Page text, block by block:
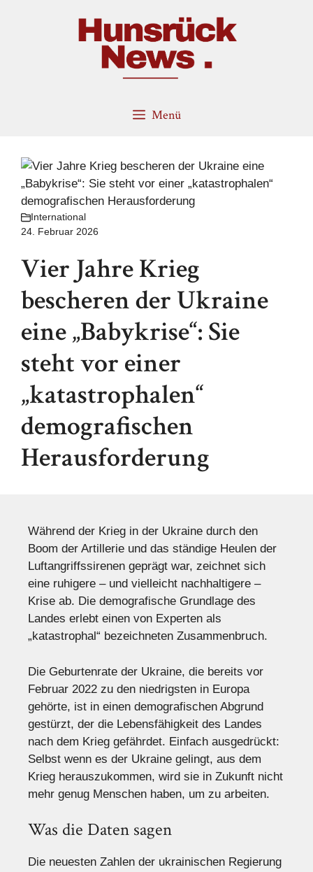
Menü
International
24. Februar 2026
Vier Jahre Krieg
bescheren der Ukraine
eine „Babykrise“: Sie
steht vor einer
„katastrophalen“
demografischen
Herausforderung
Während der Krieg in der Ukraine durch den
Boom der Artillerie und das ständige Heulen der
Luftangriffssirenen geprägt war, zeichnet sich
eine ruhigere – und vielleicht nachhaltigere –
Krise ab. Die demografische Grundlage des
Landes erlebt einen von Experten als
„katastrophal“ bezeichneten Zusammenbruch.
Die Geburtenrate der Ukraine, die bereits vor
Februar 2022 zu den niedrigsten in Europa
gehörte, ist in einen demografischen Abgrund
gestürzt, der die Lebensfähigkeit des Landes
nach dem Krieg gefährdet. Einfach ausgedrückt:
Selbst wenn es der Ukraine gelingt, aus dem
Krieg herauszukommen, wird sie in Zukunft nicht
mehr genug Menschen haben, um zu arbeiten.
Was die Daten sagen
Die neuesten Zahlen der ukrainischen Regierung